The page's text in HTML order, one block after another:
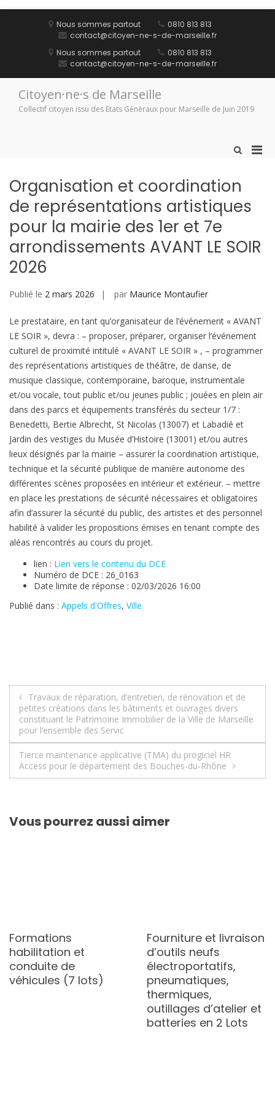
Nous sommes partout
0810 813 813
contact@citoyen-ne-s-de-marseille.fr
Nous sommes partout
0810 813 813
contact@citoyen-ne-s-de-marseille.fr
Citoyen·ne·s de Marseille
Collectif citoyen issu des Etats Généraux pour Marseille de Juin 2019
Afficher
de
recherche
Organisation et coordination
de représentations artistiques
pour la mairie des 1er et 7e
arrondissements AVANT LE SOIR
2026
Publié le 2 mars 2026 par Maurice Montaufier
Le prestataire, en tant qu’organisateur de l’événement « AVANT
LE SOIR », devra : – proposer, préparer, organiser l’événement
culturel de proximité intitulé « AVANT LE SOIR » , – programmer
des représentations artistiques de théâtre, de danse, de
musique classique, contemporaine, baroque, instrumentale
et/ou vocale, tout public et/ou jeunes public ; jouées en plein air
dans des parcs et équipements transférés du secteur 1/7 :
Benedetti, Bertie Albrecht, St Nicolas (13007) et Labadié et
Jardin des vestiges du Musée d’Histoire (13001) et/ou autres
lieux désignés par la mairie – assurer la coordination artistique,
technique et la sécurité publique de manière autonome des
différentes scènes proposées en intérieur et extérieur. – mettre
en place les prestations de sécurité nécessaires et obligatoires
afin d’assurer la sécurité du public, des artistes et des personnel
habilité à valider les propositions émises en tenant compte des
aléas rencontrés au cours du projet.
lien : Lien vers le contenu du DCE
Numéro de DCE : 26_0163
Date limite de réponse : 02/03/2026 16:00
Publié dans : Appels d'Offres, Ville
Navigation
de
l’article
Travaux de réparation, d’entretien, de rénovation et de
petites créations dans les bâtiments et ouvrages divers
constituant le Patrimoine Immobilier de la Ville de Marseille
pour l’ensemble des Servic
Tierce maintenance applicative (TMA) du progiciel HR
Access pour le département des Bouches-du-Rhône
Vous pourrez aussi aimer
Formations
habilitation et
conduite de
véhicules (7 lots)
Fourniture et livraison
d’outils neufs
électroportatifs,
pneumatiques,
thermiques,
outillages d’atelier et
batteries en 2 Lots